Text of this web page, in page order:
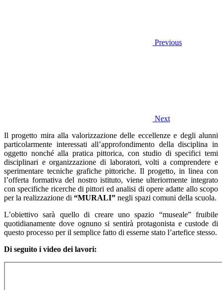
Previous
Next
Il progetto mira alla valorizzazione delle eccellenze e degli alunni
particolarmente interessati all’approfondimento della disciplina in
oggetto nonché alla pratica pittorica, con studio di specifici temi
disciplinari e organizzazione di laboratori, volti a comprendere e
sperimentare tecniche grafiche pittoriche. Il progetto, in linea con
l’offerta formativa del nostro istituto, viene ulteriormente integrato
con specifiche ricerche di pittori ed analisi di opere adatte allo scopo
per la realizzazione di “MURALI” negli spazi comuni della scuola.
L’obiettivo sarà quello di creare uno spazio “museale” fruibile
quotidianamente dove ognuno si sentirà protagonista e custode di
questo processo per il semplice fatto di esserne stato l’artefice stesso.
Di seguito i video dei lavori: